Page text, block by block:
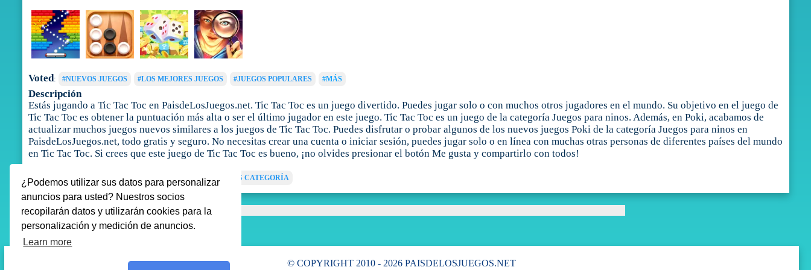
¿Podemos utilizar sus datos para personalizar
anuncios para usted? Nuestros socios
recopilarán datos y utilizarán cookies para la
personalización y medición de anuncios.
Learn more
Voted: #NUEVOS JUEGOS #LOS MEJORES JUEGOS #JUEGOS POPULARES #MÁS
Descripción
Estás jugando a Tic Tac Toc en PaisdeLosJuegos.net. Tic Tac Toc es un juego divertido. Puedes jugar solo o con muchos otros jugadores en el mundo. Su objetivo en el juego de
Tic Tac Toc es obtener la puntuación más alta o ser el último jugador en este juego. Tic Tac Toc es un juego de la categoría Juegos para ninos. Además, en Poki, acabamos de
actualizar muchos juegos nuevos similares a los juegos de Tic Tac Toc. Puedes disfrutar o probar algunos de los nuevos juegos Poki de la categoría Juegos para ninos en
PaisdeLosJuegos.net, todo gratis y seguro. No necesitas crear una cuenta o iniciar sesión, puedes jugar solo o en línea con muchas otras personas de diferentes países del mundo
en Tic Tac Toc. Si crees que este juego de Tic Tac Toc es bueno, ¡no olvides presionar el botón Me gusta y compartirlo con todos!
Tags JUEGOS PARA NINOS JUEGOS MENTALES MÁS CATEGORÍA
© COPYRIGHT 2010 - 2026 PAISDELOSJUEGOS.NET